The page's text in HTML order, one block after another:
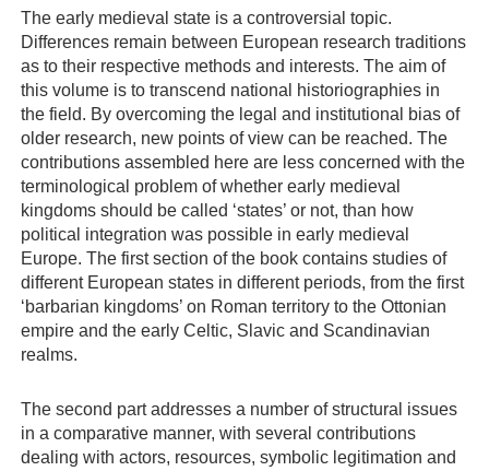
The early medieval state is a controversial topic.
Differences remain between European research traditions
as to their respective methods and interests. The aim of
this volume is to transcend national historiographies in
the field. By overcoming the legal and institutional bias of
older research, new points of view can be reached. The
contributions assembled here are less concerned with the
terminological problem of whether early medieval
kingdoms should be called ‘states’ or not, than how
political integration was possible in early medieval
Europe. The first section of the book contains studies of
different European states in different periods, from the first
‘barbarian kingdoms’ on Roman territory to the Ottonian
empire and the early Celtic, Slavic and Scandinavian
realms.
The second part addresses a number of structural issues
in a comparative manner, with several contributions
dealing with actors, resources, symbolic legitimation and